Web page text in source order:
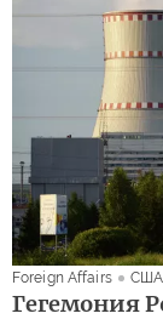
Foreign Affairs США
Гегемония